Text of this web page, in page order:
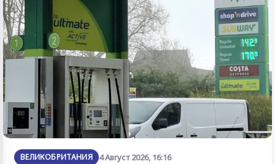
ВЕЛИКОБРИТАНИЯ 4 Август 2026, 16:16